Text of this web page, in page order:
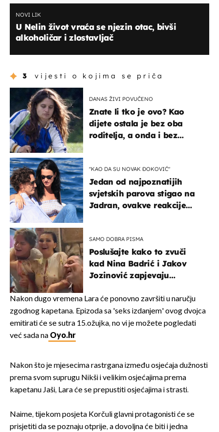
NOVI LIK
U Nelin život vraća se njezin otac, bivši
alkoholičar i zlostavljač
3 vijesti o kojima se priča
DANAS ŽIVI POVUČENO
Znate li tko je ovo? Kao
dijete ostala je bez oba
roditelja, a onda i bez
"KAO DA SU NOVAK ĐOKOVIĆ"
Jedan od najpoznatijih
svjetskih parova stigao na
Jadran, ovakve reakcije
SAMO DOBRA PISMA
Poslušajte kako to zvuči
kad Nina Badrić i Jakov
Jozinović zapjevaju
Nakon dugo vremena Lara će ponovno završiti u naručju
zgodnog kapetana. Epizoda sa 'seks izdanjem' ovog dvojca
emitirati će se sutra 15.ožujka, no vi je možete pogledati
već sada na Oyo.hr
Nakon što je mjesecima rastrgana između osjećaja dužnosti
prema svom suprugu Nikši i velikim osjećajima prema
kapetanu Jaši, Lara će se prepustiti osjećajima i strasti.
Naime, tijekom posjeta Korčuli glavni protagonisti će se
prisjetiti da se poznaju otprije, a dovoljna će biti i jedna